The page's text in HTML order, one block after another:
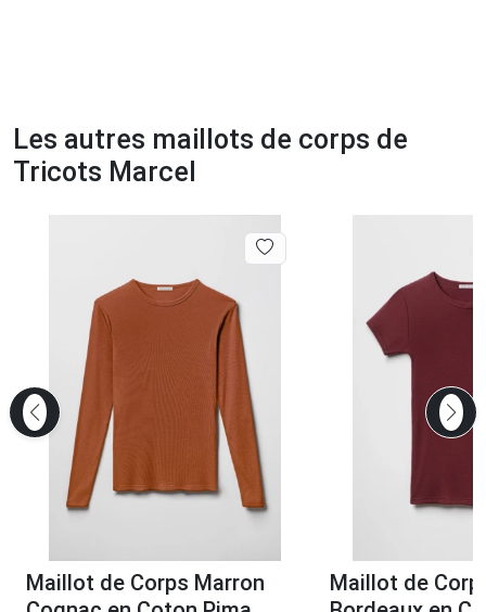
Les autres maillots de corps de
Tricots Marcel
Maillot de Corps Marron
Maillot de